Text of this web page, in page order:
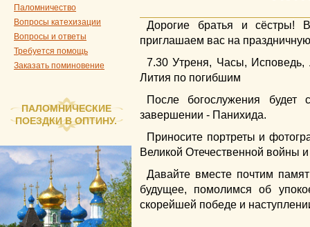
Паломничество
Вопросы катехизации
Вопросы и ответы
Требуется помощь
Заказать поминовение
ПАЛОМНИЧЕСКИЕ
ПОЕЗДКИ В ОПТИНУ.
Дорогие братья и
приглашаем вас на
7.30 Утреня, Часы, Исповедь,
Лития по погибшим
После богослужения
завершении - Панихида.
Приносите портреты и
Великой Отечественной войны
Давайте вместе почтим
будущее, помолимся об
скорейшей победе и